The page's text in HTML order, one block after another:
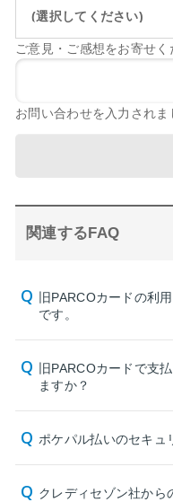
(選択してください)
ご意見・ご感想をお寄せく
お問い合わせを入力され
関連するFAQ
旧PARCOカードの利
です。
旧PARCOカードで支
ますか？
ポケパル払いのセキュ
クレディセゾン社から